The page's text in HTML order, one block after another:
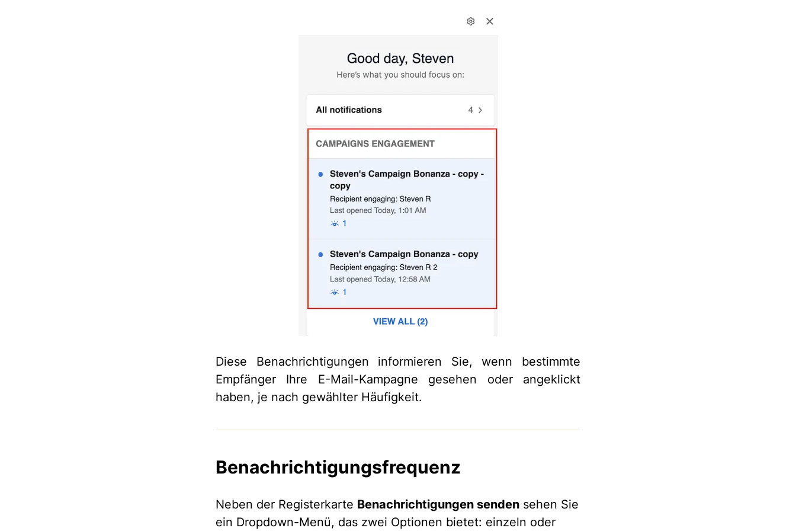
Diese Benachrichtigungen informieren Sie, wenn bestimmte
Empfänger Ihre E-Mail-Kampagne gesehen oder angeklickt
haben, je nach gewählter Häufigkeit.
Benachrichtigungsfrequenz
Neben der Registerkarte Benachrichtigungen senden sehen Sie
ein Dropdown-Menü, das zwei Optionen bietet: einzeln oder